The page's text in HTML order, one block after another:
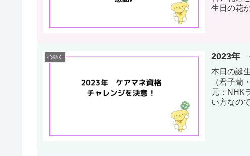
生日の花
心動く 2023年
本日の誕
（君子蘭
元：NHK
い方なの